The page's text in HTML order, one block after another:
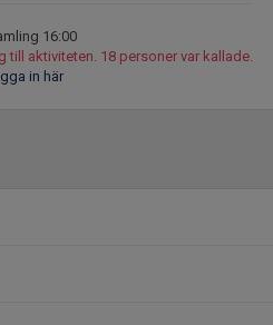
16:00
till aktiviteten. 18 personer var kallade.
in här